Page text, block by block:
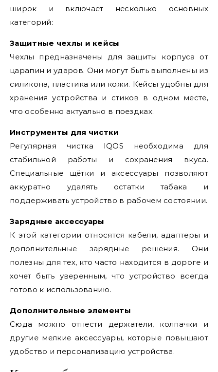
широк и включает несколько основных
категорий:
Защитные чехлы и кейсы
Чехлы предназначены для защиты корпуса от
царапин и ударов. Они могут быть выполнены из
силикона, пластика или кожи. Кейсы удобны для
хранения устройства и стиков в одном месте,
что особенно актуально в поездках.
Инструменты для чистки
Регулярная чистка IQOS необходима для
стабильной работы и сохранения вкуса.
Специальные щётки и аксессуары позволяют
аккуратно удалять остатки табака и
поддерживать устройство в рабочем состоянии.
Зарядные аксессуары
К этой категории относятся кабели, адаптеры и
дополнительные зарядные решения. Они
полезны для тех, кто часто находится в дороге и
хочет быть уверенным, что устройство всегда
готово к использованию.
Дополнительные элементы
Сюда можно отнести держатели, колпачки и
другие мелкие аксессуары, которые повышают
удобство и персонализацию устройства.